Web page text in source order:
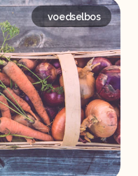
voedselbos